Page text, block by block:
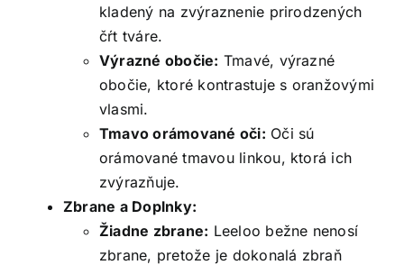
kladený na zvýraznenie prirodzených
čŕt tváre.
Výrazné obočie: Tmavé, výrazné
obočie, ktoré kontrastuje s oranžovými
vlasmi.
Tmavo orámované oči: Oči sú
orámované tmavou linkou, ktorá ich
zvýrazňuje.
Zbrane a Doplnky:
Žiadne zbrane: Leeloo bežne nenosí
zbrane, pretože je dokonalá zbraň